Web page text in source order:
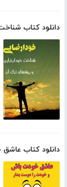
دانلود کتاب
دانلود کتاب